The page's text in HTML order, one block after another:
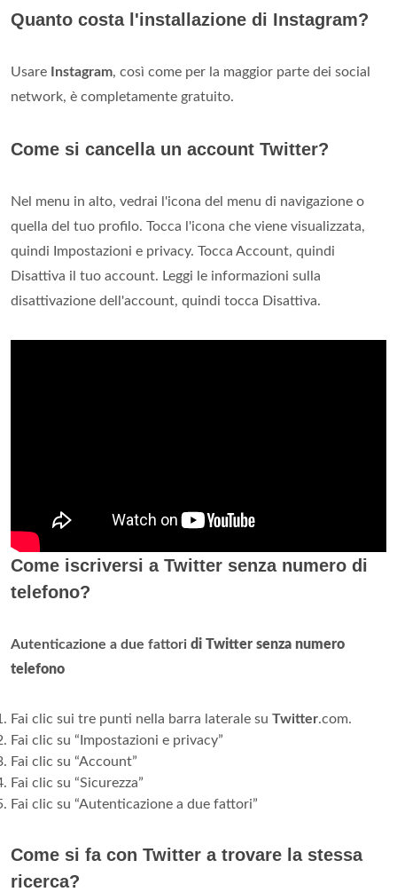
Quanto costa l'installazione di Instagram?
Usare Instagram, così come per la maggior parte dei social
network, è completamente gratuito.
Come si cancella un account Twitter?
Nel menu in alto, vedrai l'icona del menu di navigazione o
quella del tuo profilo. Tocca l'icona che viene visualizzata,
quindi Impostazioni e privacy. Tocca Account, quindi
Disattiva il tuo account. Leggi le informazioni sulla
disattivazione dell'account, quindi tocca Disattiva.
Come iscriversi a Twitter senza numero di
telefono?
Autenticazione a due fattori di Twitter senza numero
telefono
Fai clic sui tre punti nella barra laterale su Twitter.com.
Fai clic su “Impostazioni e privacy”
Fai clic su “Account”
Fai clic su “Sicurezza”
Fai clic su “Autenticazione a due fattori”
Come si fa con Twitter a trovare la stessa
ricerca?